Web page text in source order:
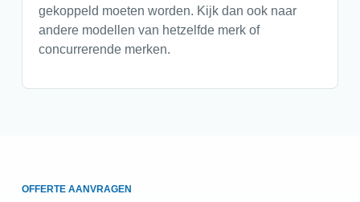
gekoppeld moeten worden. Kijk dan ook naar
andere modellen van hetzelfde merk of
concurrerende merken.
OFFERTE AANVRAGEN